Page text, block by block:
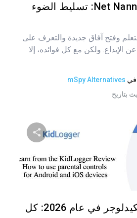
مراجعة Net Nanny 2026: تسليط الضوء
وفتح آفاق جديدة والتعرف على
الإبداع. ولكن مع كل فوائده، إلا
في mSpy Alternatives
شارك
مراجعة نهائية لكيدلوجر في عام 2026: كل